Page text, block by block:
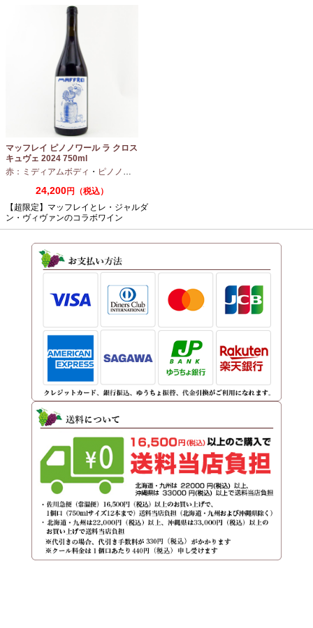
マッフレイ ピノノワール ラ クロス
キュヴェ 2024 750ml
赤：ミディアムボディ ・ ピノノワール
24,200円（税込）
【超限定】マッフレイとレ・ジャルダ
ン・ヴィヴァンのコラボワイン